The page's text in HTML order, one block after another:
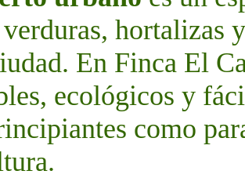
hortalizas
En Finca El
ecológicos y
como